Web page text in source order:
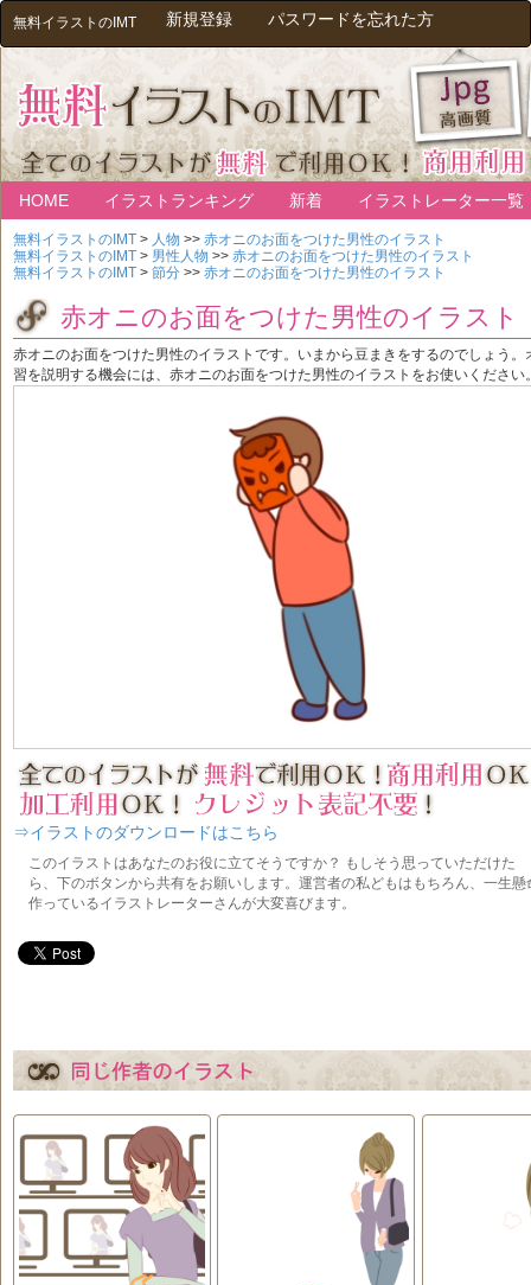
無料イラストのIMT 新規登録 パスワードを忘れた方
HOME イラストランキング 新着 イラストレーター一覧
無料イラストのIMT > 人物 >> 赤オニのお面をつけた男性のイラスト
無料イラストのIMT > 男性人物 >> 赤オニのお面をつけた男性のイラスト
無料イラストのIMT > 節分 >> 赤オニのお面をつけた男性のイラスト
赤オニのお面をつけた男性のイラスト
赤オニのお面をつけた男性のイラストです。いまから豆まきをするのでしょう
習を説明する機会には、赤オニのお面をつけた男性
⇒イラストのダウンロードはこちら